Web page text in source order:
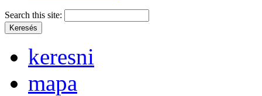
Search this site:
keresni
mapa